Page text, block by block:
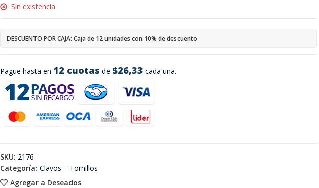
Pague hasta en 12 cuotas de $26,33 cada una.
Sin existencia
DESCUENTO POR CAJA: Caja de 12 unidades con 10% de descuento
Agregar a Deseados
SKU: 2176
Categoría: Clavos – Tornillos